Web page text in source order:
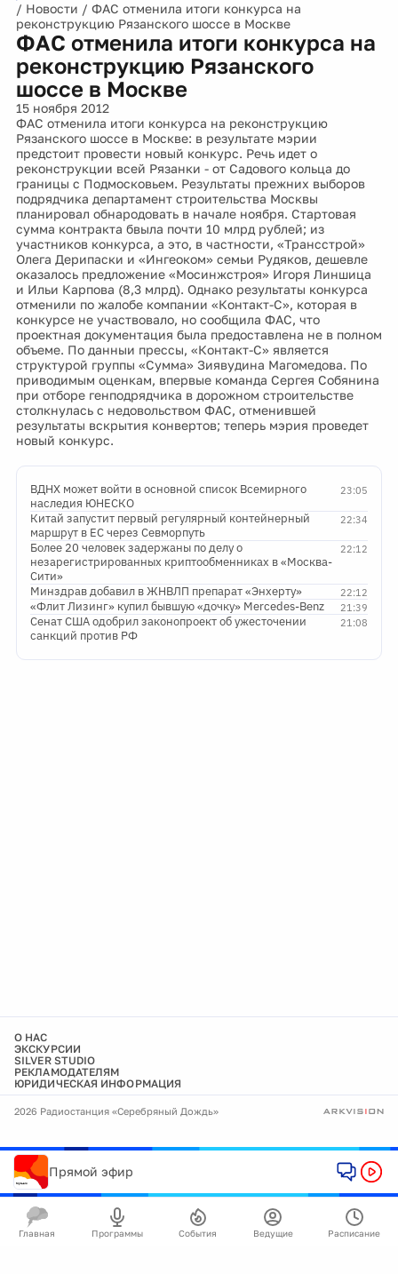
/ Новости / ФАС отменила итоги конкурса на
реконструкцию Рязанского шоссе в Москве
ФАС отменила итоги конкурса на
реконструкцию Рязанского
шоссе в Москве
15 ноября 2012
ФАС отменила итоги конкурса на реконструкцию
Рязанского шоссе в Москве: в результате мэрии
предстоит провести новый конкурс. Речь идет о
реконструкции всей Рязанки - от Садового кольца до
границы с Подмосковьем. Результаты прежних выборов
подрядчика департамент строительства Москвы
планировал обнародовать в начале ноября. Стартовая
сумма контракта бвыла почти 10 млрд рублей; из
участников конкурса, а это, в частности, «Трансстрой»
Олега Дерипаски и «Ингеоком» семьи Рудяков, дешевле
оказалось предложение «Мосинжстроя» Игоря Линшица
и Ильи Карпова (8,3 млрд). Однако результаты конкурса
отменили по жалобе компании «Контакт-С», которая в
конкурсе не участвовало, но сообщила ФАС, что
проектная документация была предоставлена не в полном
объеме. По данныи прессы, «Контакт-С» является
структурой группы «Сумма» Зиявудина Магомедова. По
приводимым оценкам, впервые команда Сергея Собянина
при отборе генподрядчика в дорожном строительстве
столкнулась с недовольством ФАС, отменившей
результаты вскрытия конвертов; теперь мэрия проведет
новый конкурс.
23:05
ВДНХ может войти в основной список Всемирного
наследия ЮНЕСКО
22:34
Китай запустит первый регулярный контейнерный
маршрут в ЕС через Севморпуть
22:12
Более 20 человек задержаны по делу о
незарегистрированных криптообменниках в «Москва-
Сити»
22:12
Минздрав добавил в ЖНВЛП препарат «Энхерту»
21:39
«Флит Лизинг» купил бывшую «дочку» Mercedes-Benz
21:08
Сенат США одобрил законопроект об ужесточении
санкций против РФ
О НАС
ЭКСКУРСИИ
SILVER STUDIO
РЕКЛАМОДАТЕЛЯМ
ЮРИДИЧЕСКАЯ ИНФОРМАЦИЯ
2026 Радиостанция «Серебряный Дождь»
Прямой эфир
Главная Программы События Ведущие Расписание